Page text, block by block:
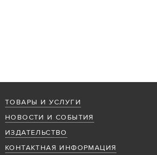
ТОВАРЫ И УСЛУГИ
НОВОСТИ И СОБЫТИЯ
ИЗДАТЕЛЬСТВО
КОНТАКТНАЯ ИНФОРМАЦИЯ